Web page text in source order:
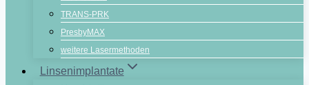
TRANS-PRK
PresbyMAX
weitere Lasermethoden
Linsenimplantate